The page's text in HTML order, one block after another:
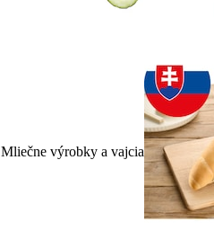
Mliečne výrobky a vajcia